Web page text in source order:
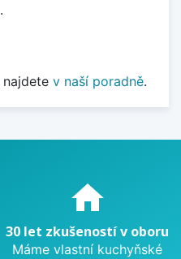
v naší poradně.
home
30 let zkušeností v oboru
Máme vlastní kuchyňské